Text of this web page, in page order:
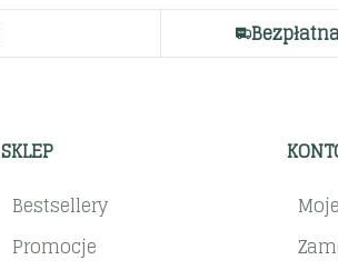
SKLEP
Bestsellery
Promocje